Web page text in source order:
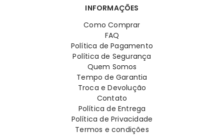
INFORMAÇÕES
Como Comprar
FAQ
Política de Pagamento
Política de Segurança
Quem Somos
Tempo de Garantia
Troca e Devolução
Contato
Política de Entrega
Política de Privacidade
Termos e condições